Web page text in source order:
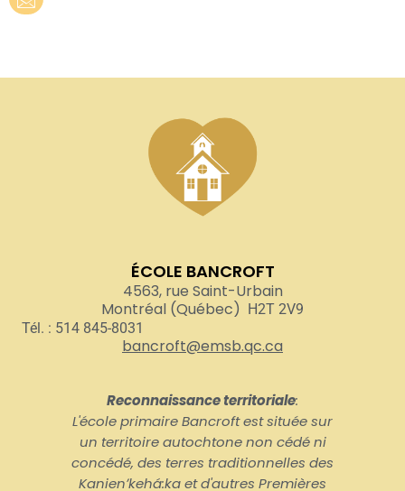
ÉCOLE BANCROFT
4563, rue Saint-Urbain
Montréal (Québec) H2T 2V9
Tél. : 514 845-8031
bancroft@emsb.qc.ca
Reconnaissance territoriale:
L'école primaire Bancroft est située sur
un territoire autochtone non cédé ni
concédé, des terres traditionnelles des
Kanienʼkehá:ka et d'autres Premières